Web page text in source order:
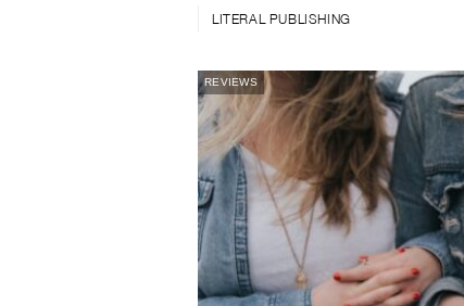
LITERAL PUBLISHING
REVIEWS